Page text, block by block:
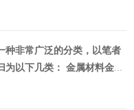
中不可缺少的重要部分，
种非常广泛的分类，以笔者
为以下几类： 金属材料金属
元素制成的建筑材料。它